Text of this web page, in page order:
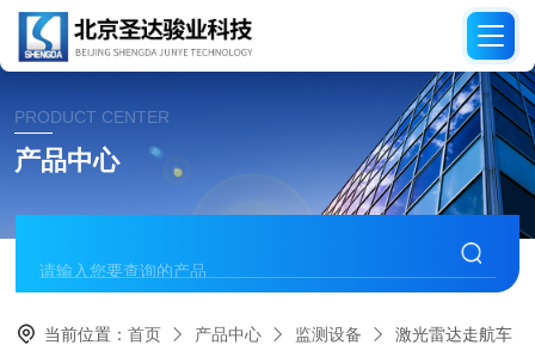
PRODUCT CENTER
产品中心
当前位置：首页 产品中心 监测设备 激光雷达走航车